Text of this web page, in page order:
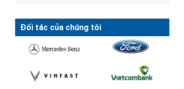
Đối tác của chúng tôi